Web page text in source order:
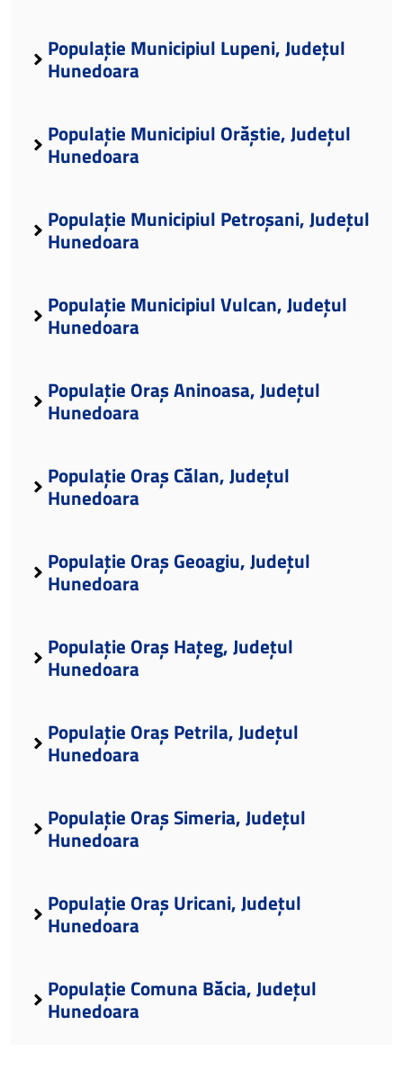
Populație Municipiul Lupeni, Județul
Hunedoara
Populație Municipiul Orăștie, Județul
Hunedoara
Populație Municipiul Petroșani, Județul
Hunedoara
Populație Municipiul Vulcan, Județul
Hunedoara
Populație Oraș Aninoasa, Județul
Hunedoara
Populație Oraș Călan, Județul
Hunedoara
Populație Oraș Geoagiu, Județul
Hunedoara
Populație Oraș Hațeg, Județul
Hunedoara
Populație Oraș Petrila, Județul
Hunedoara
Populație Oraș Simeria, Județul
Hunedoara
Populație Oraș Uricani, Județul
Hunedoara
Populație Comuna Băcia, Județul
Hunedoara